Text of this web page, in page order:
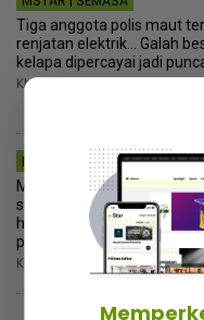
Tiga anggota polis maut
renjatan elektrik… Galah
kelapa dipercayai jadi
Khamis, 6 Ogos 2026 8:30
MSTAR | VIRAL
Marah sebab tak dapat
suami samakan isteri
haiwan haram dimakan! -
perangai saya bodoh”
Khamis, 6 Ogos 2026 8:00